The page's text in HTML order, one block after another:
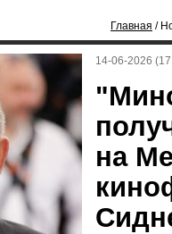
Главная /
14-06-2026
на